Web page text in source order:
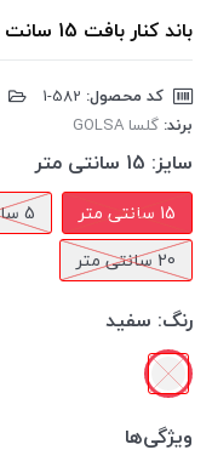
باند کنار بافت 15 سانت ( 2یارد )
کد محصول:
برند: گلسا GOLSA
سایز: 15 سانتی متر
15 سانتی متر 5 سانتی متر
20 سانتی متر
رنگ: سفید
ویژگی‌ها